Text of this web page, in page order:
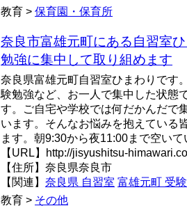
教育 > 保育園・保育所
奈良市富雄元町にある自習室
勉強に集中して取り組めます
奈良県富雄元町自習室ひまわりです
験勉強など、お一人で集中した状態
す。ご自宅や学校では何だかんだで
います。そんなお悩みを抱えている
ます。朝9:30から夜11:00まで空い
【URL】http://jisyushitsu-
【住所】奈良県奈良市
【関連】 奈良県 自習室 富雄元町 受
教育 > その他